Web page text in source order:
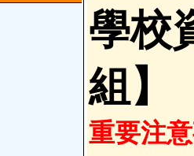
學校
組】
重要注